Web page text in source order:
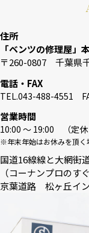
住所
「ベンツの修理屋」
〒260-0807 千葉県
電話・FAX
TEL.043-488-4551
営業時間
10:00 〜 19:00 （定休
※年末年始はお休みを頂く
国道16線線と大網街
（コーナンプロのすぐ
京葉道路 松ヶ丘イ